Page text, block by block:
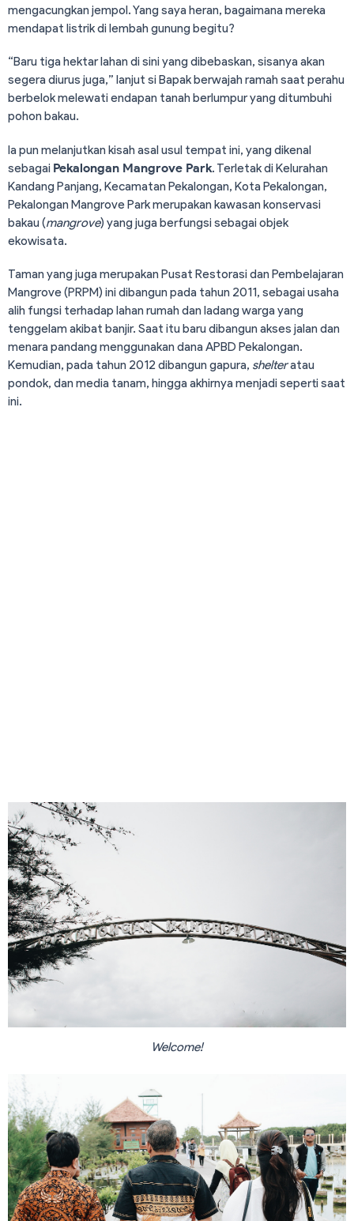
mengacungkan jempol. Yang saya heran, bagaimana mereka
mendapat listrik di lembah gunung begitu?
“Baru tiga hektar lahan di sini yang dibebaskan, sisanya akan
segera diurus juga,” lanjut si Bapak berwajah ramah saat perahu
berbelok melewati endapan tanah berlumpur yang ditumbuhi
pohon bakau.
Ia pun melanjutkan kisah asal usul tempat ini, yang dikenal
sebagai Pekalongan Mangrove Park. Terletak di Kelurahan
Kandang Panjang, Kecamatan Pekalongan, Kota Pekalongan,
Pekalongan Mangrove Park merupakan kawasan konservasi
bakau (mangrove) yang juga berfungsi sebagai objek
ekowisata.
Taman yang juga merupakan Pusat Restorasi dan Pembelajaran
Mangrove (PRPM) ini dibangun pada tahun 2011, sebagai usaha
alih fungsi terhadap lahan rumah dan ladang warga yang
tenggelam akibat banjir. Saat itu baru dibangun akses jalan dan
menara pandang menggunakan dana APBD Pekalongan.
Kemudian, pada tahun 2012 dibangun gapura, shelteratau
pondok, dan media tanam, hingga akhirnya menjadi seperti saat
ini.
Welcome!